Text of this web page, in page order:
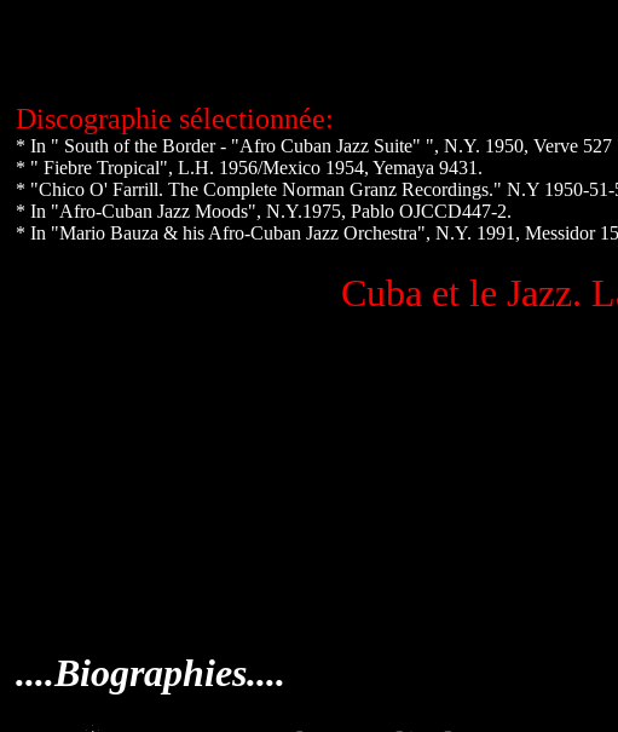
Discographie sélectionnée:
* In " South of the Border - "Afro Cuban Jazz Suite" ", N.Y. 1950, Verve 527
* " Fiebre Tropical", L.H. 1956/Mexico 1954, Yemaya 9431.
* "Chico O' Farrill. The Complete Norman Granz Recordings." N.Y 1950-
* In "Afro-Cuban Jazz Moods", N.Y.1975, Pablo OJCCD447-2.
* In "Mario Bauza & his Afro-Cuban Jazz Orchestra", N.Y. 1991, Messidor
Cuba et le Jazz.
....Biographies....